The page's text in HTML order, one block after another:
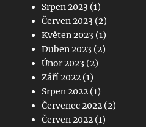
Srpen 2023 (1)
Červen 2023 (2)
Květen 2023 (1)
Duben 2023 (2)
Únor 2023 (2)
Září 2022 (1)
Srpen 2022 (1)
Červenec 2022 (2)
Červen 2022 (1)